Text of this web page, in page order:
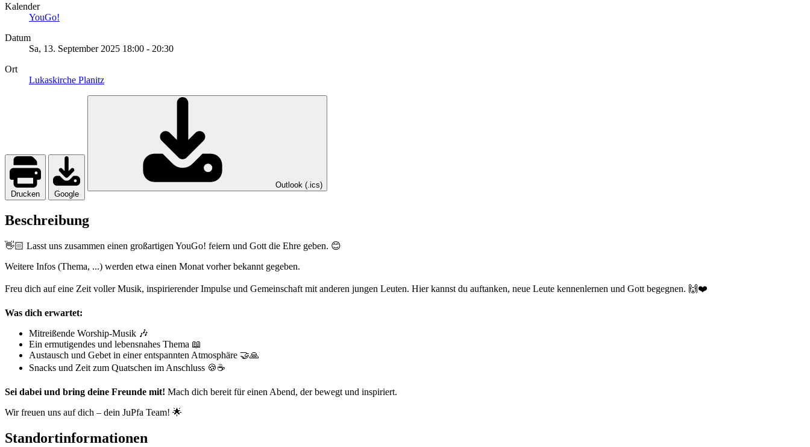
Kalender
YouGo!
Datum
Sa, 13. September 2025 18:00 - 20:30
Ort
Lukaskirche Planitz
Drucken Google
Outlook (.ics)
Beschreibung
👋🏻 Lasst uns zusammen einen großartigen YouGo! feiern und Gott die Ehre geben. 😊
Weitere Infos (Thema, ...) werden etwa einen Monat vorher bekannt gegeben.
Freu dich auf eine Zeit voller Musik, inspirierender Impulse und Gemeinschaft mit anderen jungen Leuten. Hier kannst du auftanken, neue Leute kennenlernen und Gott begegnen. 🙌❤️
Was dich erwartet:
Mitreißende Worship-Musik 🎶
Ein ermutigendes und lebensnahes Thema 📖
Austausch und Gebet in einer entspannten Atmosphäre 🤝🙏
Snacks und Zeit zum Quatschen im Anschluss 🍪☕
Sei dabei und bring deine Freunde mit! Mach dich bereit für einen Abend, der bewegt und inspiriert.
Wir freuen uns auf dich – dein JuPfa Team! 🌟
Standortinformationen